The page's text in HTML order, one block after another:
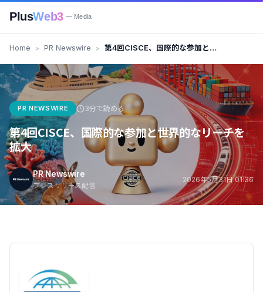
PlusWeb3 — Media
Home PR Newswire
第4回CISCE、国際的な参加と世
PR NEWSWIRE 3分で読める
第4回CISCE、国際的な参加と世界的なリーチを
拡大
PR Newswire
プレスリリース配信
2026年5月31日 01:36